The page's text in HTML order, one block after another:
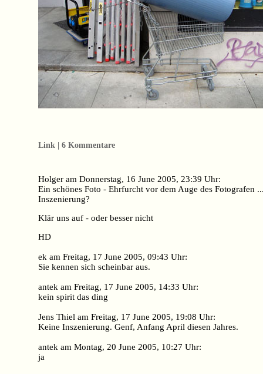
Link | 6 Kommentare
Holger am Donnerstag, 16 June 2005, 23:39 Uhr:
Ein schönes Foto - Ehrfurcht vor dem Auge des Fotografen
Inszenierung?
Klär uns auf - oder besser nicht
HD
ek am Freitag, 17 June 2005, 09:43 Uhr:
Sie kennen sich scheinbar aus.
antek am Freitag, 17 June 2005, 14:33 Uhr:
kein spirit das ding
Jens Thiel am Freitag, 17 June 2005, 19:08 Uhr:
Keine Inszenierung. Genf, Anfang April diesen Jahres.
antek am Montag, 20 June 2005, 10:27 Uhr:
ja